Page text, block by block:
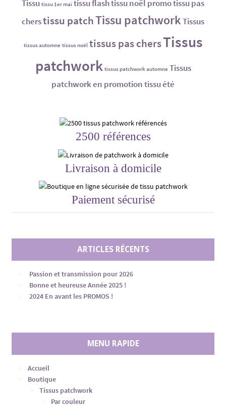
Tissu tissu 1er mai tissu flashtissu noël promotissu pas
cherstissu patchTissu patchworkTissus
tissus automne tissus noël tissus pas chersTissus
patchwork tissus patchwork automne Tissus
patchwork en promotiontissu été
2500 références
Livraison à domicile
Paiement sécurisé
ARTICLES RÉCENTS
Passion et transmission pour 2026
Bonne et heureuse Année 2025 !
2024 En avant les PROMOS !
MENU RAPIDE
Accueil
Boutique
Tissus patchwork
Par couleur